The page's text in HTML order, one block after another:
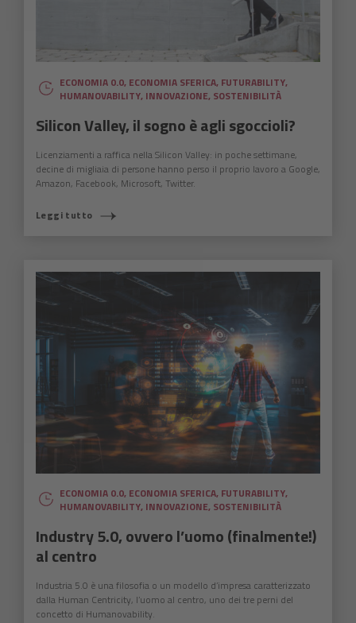
ECONOMIA 0.0, ECONOMIA SFERICA, FUTURABILITY,
HUMANOVABILITY, INNOVAZIONE, SOSTENIBILITÀ
Silicon Valley, il sogno è agli sgoccioli?
Licenziamenti a raffica nella Silicon Valley: in poche settimane,
decine di migliaia di persone hanno perso il proprio lavoro a Google,
Amazon, Facebook, Microsoft, Twitter.
Leggi tutto
ECONOMIA 0.0, ECONOMIA SFERICA, FUTURABILITY,
HUMANOVABILITY, INNOVAZIONE, SOSTENIBILITÀ
Industry 5.0, ovvero l’uomo (finalmente!)
al centro
Industria 5.0 è una filosofia o un modello d’impresa caratterizzato
dalla Human Centricity, l’uomo al centro, uno dei tre perni del
concetto di Humanovability.